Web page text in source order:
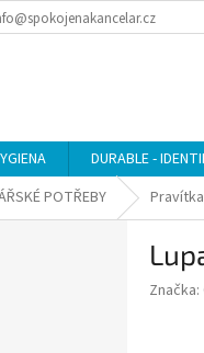
DURABLE -
POTŘEBY
Značka: